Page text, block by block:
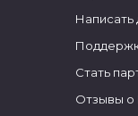
Написать
Стать
Отзывы о